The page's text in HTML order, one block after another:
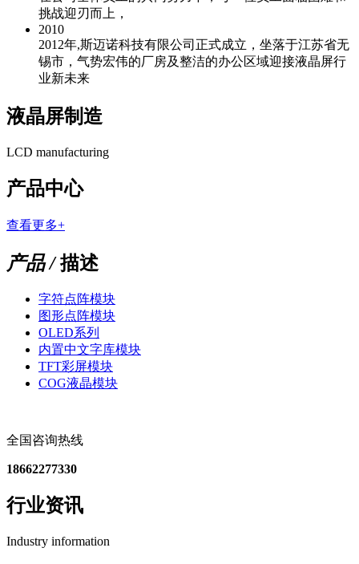
挑战迎刃而上，
2010
2012年,斯迈诺科技有限公司正式成立，坐落于江苏省无
锡市，气势宏伟的厂房及整洁的办公区域迎接液晶屏行
业新未来
液晶屏制造
LCD manufacturing
产品中心
查看更多+
产品 /描述
字符点阵模块
图形点阵模块
OLED系列
内置中文字库模块
TFT彩屏模块
COG液晶模块
全国咨询热线
18662277330
行业资讯
Industry information